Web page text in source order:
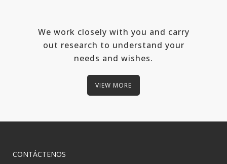
We work closely with you and carry
out research to understand your
needs and wishes.
VIEW MORE
CONTÁCTENOS